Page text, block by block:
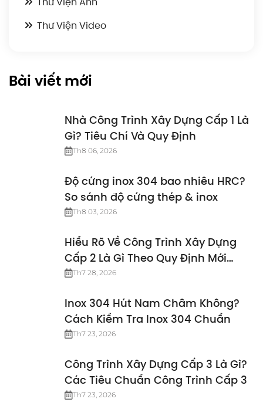
Thư Viện Video
Bài viết mới
Nhà Công Trình Xây Dựng Cấp 1 Là
Gì? Tiêu Chí Và Quy Định
Th8 06, 2026
Độ cứng inox 304 bao nhiêu HRC?
So sánh độ cứng thép & inox
Th8 03, 2026
Hiểu Rõ Về Công Trình Xây Dựng
Cấp 2 Là Gì Theo Quy Định Mới
Nhất
Th7 28, 2026
Inox 304 Hút Nam Châm Không?
Cách Kiểm Tra Inox 304 Chuẩn
Th7 23, 2026
Công Trình Xây Dựng Cấp 3 Là Gì?
Các Tiêu Chuẩn Công Trình Cấp 3
Th7 23, 2026